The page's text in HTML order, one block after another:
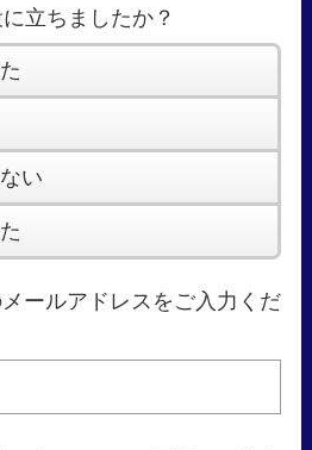
立ちましたか？
い
ールアドレスをご入力くだ